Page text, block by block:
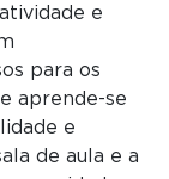
e
para os
aprende-se
e
de aula e a